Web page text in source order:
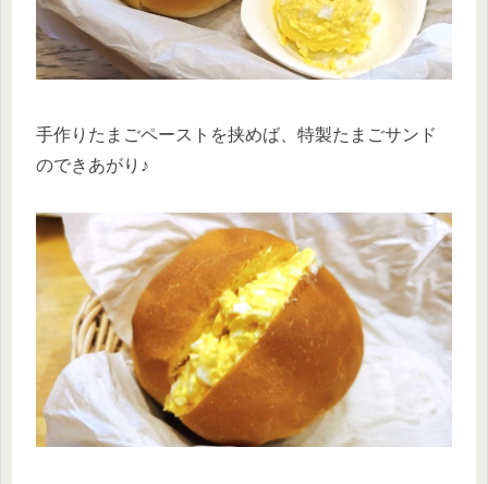
手作りたまごペーストを挟めば、特製たまごサンド
のできあがり♪